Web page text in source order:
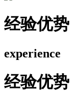
经验优势
experience
经验优势